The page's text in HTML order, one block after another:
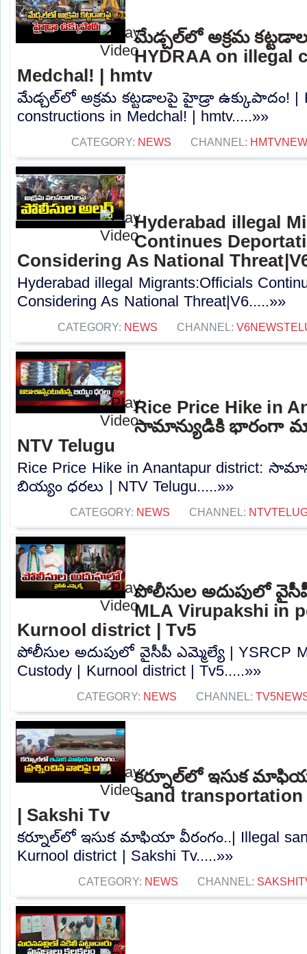
మేడ్చల్‌లో అక్రమ
HYDRAA on illegal
Medchal! | hmtv
మేడ్చల్‌లో అక్రమ కట్టడాలపై హైడ్రా ఉక్కుపాదం! |
constructions in Medchal! | hmtv.....»»
CATEGORY: NEWS CHANNEL:
Hyderabad illegal
Continues
Considering As National
Hyderabad illegal Migrants:Officials
Considering As National Threat|V6.....»»
CATEGORY: NEWS CHANNEL:
Rice Price Hike in
సామాన్యుడికి భారంగా
NTV Telugu
Rice Price Hike in Anantapur district:
బియ్యం ధరలు | NTV Telugu.....»»
CATEGORY: NEWS CHANNEL:
పోలీసుల అదుపులో
MLA Virupakshi in
Kurnool district | Tv5
పోలీసుల అదుపులో వైసీపీ ఎమ్మెల్యే | YSRCP
Custody | Kurnool district | Tv5.....»»
CATEGORY: NEWS CHANNEL:
కర్నూల్‌లో ఇసుక మాఫియా
sand
| Sakshi Tv
కర్నూల్‌లో ఇసుక మాఫియా వీరంగం..| Illegal
Kurnool district | Sakshi Tv.....»»
CATEGORY: NEWS CHANNEL: